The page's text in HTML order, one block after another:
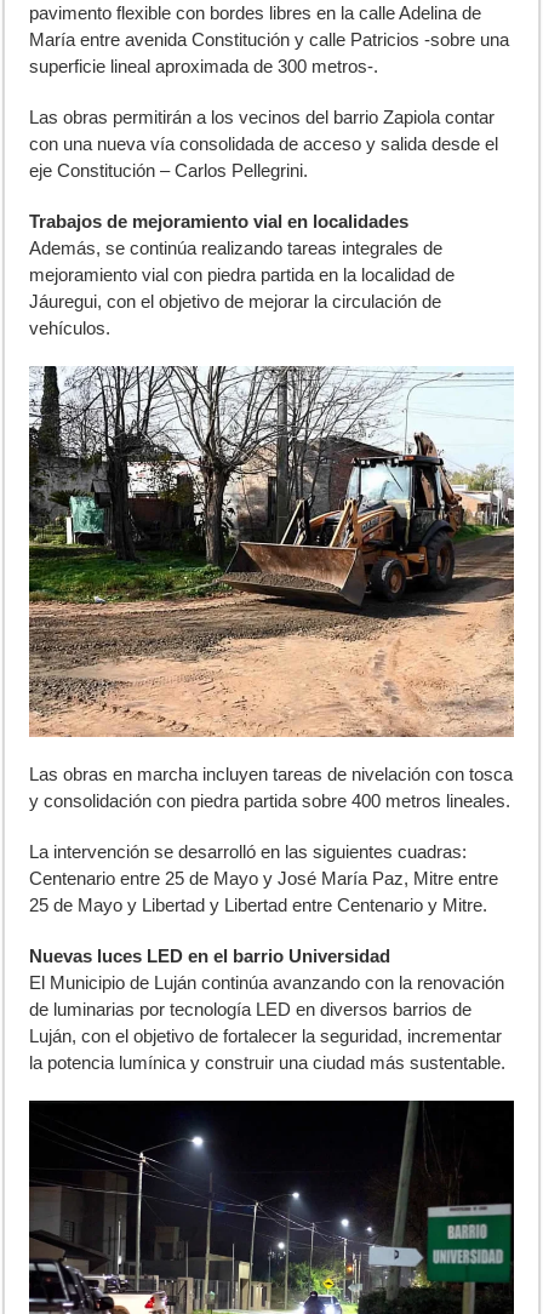
pavimento flexible con bordes libres en la calle Adelina de
María entre avenida Constitución y calle Patricios -sobre una
superficie lineal aproximada de 300 metros-.
Las obras permitirán a los vecinos del barrio Zapiola contar
con una nueva vía consolidada de acceso y salida desde el
eje Constitución – Carlos Pellegrini.
Trabajos de mejoramiento vial en localidades
Además, se continúa realizando tareas integrales de
mejoramiento vial con piedra partida en la localidad de
Jáuregui, con el objetivo de mejorar la circulación de
vehículos.
Las obras en marcha incluyen tareas de nivelación con tosca
y consolidación con piedra partida sobre 400 metros lineales.
La intervención se desarrolló en las siguientes cuadras:
Centenario entre 25 de Mayo y José María Paz, Mitre entre
25 de Mayo y Libertad y Libertad entre Centenario y Mitre.
Nuevas luces LED en el barrio Universidad
El Municipio de Luján continúa avanzando con la renovación
de luminarias por tecnología LED en diversos barrios de
Luján, con el objetivo de fortalecer la seguridad, incrementar
la potencia lumínica y construir una ciudad más sustentable.